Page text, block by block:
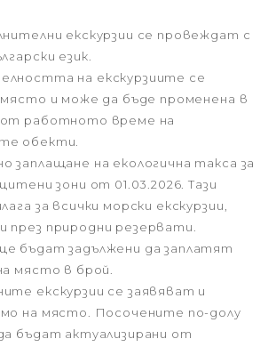
екскурзии се провеждат с
език.
на екскурзиите се
и може да бъде променена в
работното време на
обекти.
заплащане на екологична такса за
зони от 01.03.2026. Тази
за всички морски екскурзии,
през природни резервати.
бъдат задължени да заплатят
място в брой.
екскурзии се заявяват и
на място. Посочените по-долу
бъдат актуализирани от